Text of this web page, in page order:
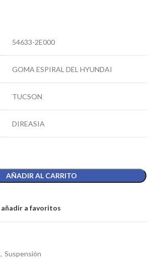
54633-2E000
GOMA ESPIRAL DEL HYUNDAI
TUCSON
DIREASIA
AÑADIR AL CARRITO
añadir a favoritos
, Suspensión